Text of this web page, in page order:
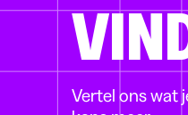
Vertel ons wat